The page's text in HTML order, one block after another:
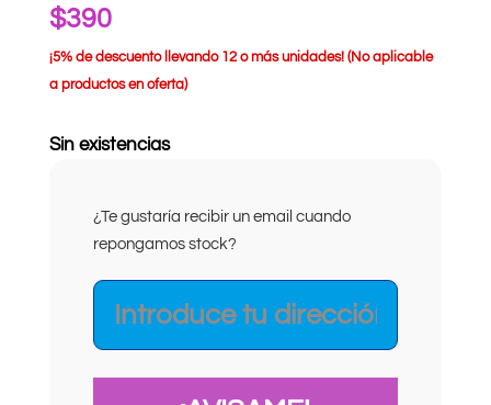
$390
¡5% de descuento llevando 12 o más unidades! (No aplicable
a productos en oferta)
Sin existencias
¿Te gustaría recibir un email cuando
repongamos stock?